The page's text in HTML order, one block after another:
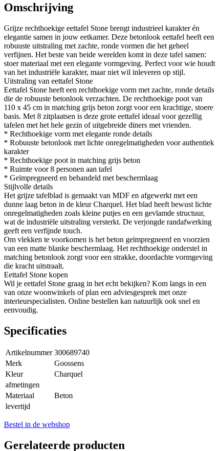
Omschrijving
Grijze rechthoekige eettafel Stone brengt industrieel karakter én
elegantie samen in jouw eetkamer. Deze betonlook eettafel heeft een
robuuste uitstraling met zachte, ronde vormen die het geheel
verfijnen. Het beste van beide werelden komt in deze tafel samen:
stoer materiaal met een elegante vormgeving. Perfect voor wie houdt
van het industriële karakter, maar niet wil inleveren op stijl.
Uitstraling van eettafel Stone
Eettafel Stone heeft een rechthoekige vorm met zachte, ronde details
die de robuuste betonlook verzachten. De rechthoekige poot van
110 x 45 cm in matching grijs beton zorgt voor een krachtige, stoere
basis. Met 8 zitplaatsen is deze grote eettafel ideaal voor gezellig
tafelen met het hele gezin of uitgebreide diners met vrienden.
* Rechthoekige vorm met elegante ronde details
* Robuuste betonlook met lichte onregelmatigheden voor authentiek
karakter
* Rechthoekige poot in matching grijs beton
* Ruimte voor 8 personen aan tafel
* Geïmpregneerd en behandeld met beschermlaag
Stijlvolle details
Het grijze tafelblad is gemaakt van MDF en afgewerkt met een
dunne laag beton in de kleur Charquel. Het blad heeft bewust lichte
onregelmatigheden zoals kleine putjes en een gevlamde structuur,
wat de industriële uitstraling versterkt. De verjongde randafwerking
geeft een verfijnde touch.
Om vlekken te voorkomen is het beton geïmpregneerd en voorzien
van een matte blanke beschermlaag. Het rechthoekige onderstel in
matching betonlook zorgt voor een strakke, doordachte vormgeving
die kracht uitstraalt.
Eettafel Stone kopen
Wil je eettafel Stone graag in het echt bekijken? Kom langs in een
van onze woonwinkels of plan een adviesgesprek met onze
interieurspecialisten. Online bestellen kan natuurlijk ook snel en
eenvoudig.
Specificaties
Artikelnummer 300689740
Merk
Goossens
Kleur
Charquel
afmetingen
Materiaal
Beton
levertijd
Bestel in de webshop
Gerelateerde producten